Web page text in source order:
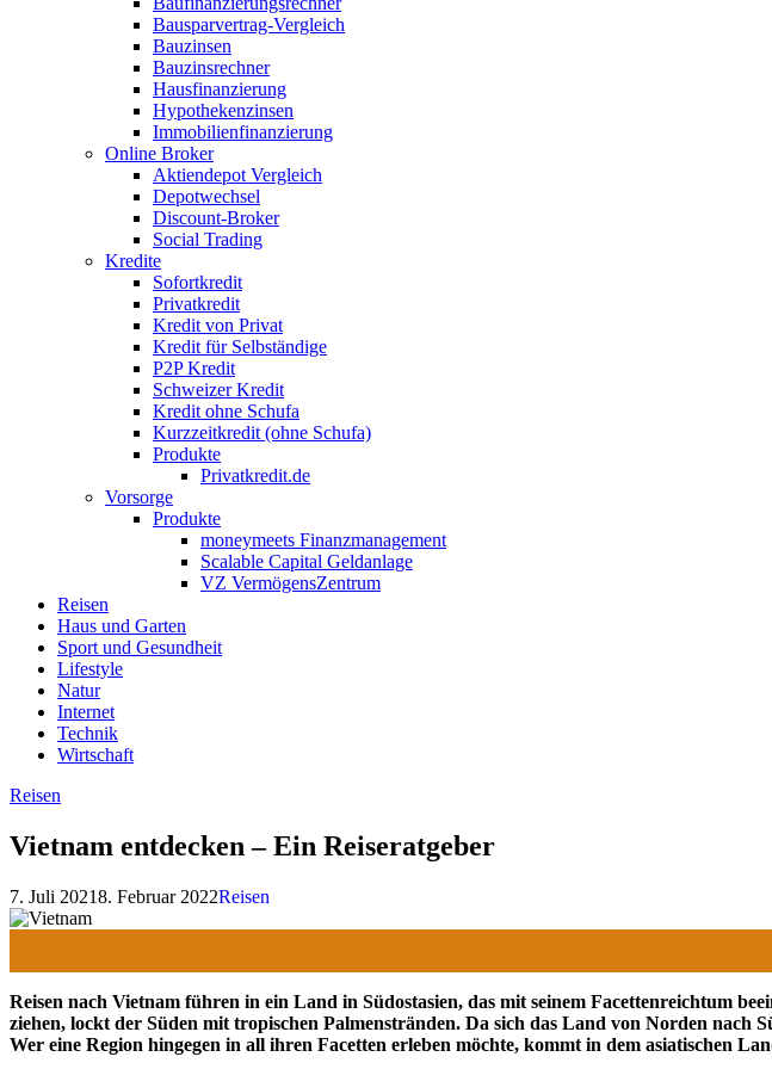
Bausparvertrag-Vergleich
Bauzinsen
Bauzinsrechner
Hausfinanzierung
Hypothekenzinsen
Immobilienfinanzierung
Online Broker
Aktiendepot Vergleich
Depotwechsel
Discount-Broker
Social Trading
Kredite
Sofortkredit
Privatkredit
Kredit von Privat
Kredit für Selbständige
P2P Kredit
Schweizer Kredit
Kredit ohne Schufa
Kurzzeitkredit (ohne Schufa)
Produkte
Privatkredit.de
Vorsorge
Produkte
moneymeets Finanzmanagement
Scalable Capital Geldanlage
VZ VermögensZentrum
Reisen
Haus und Garten
Sport und Gesundheit
Lifestyle
Natur
Internet
Technik
Wirtschaft
Reisen
Vietnam entdecken – Ein Reiseratgeber
7. Juli 20218. Februar 2022Reisen
Reisen nach Vietnam führen in ein Land in Südostasien, das mit seinem Facettenreichtum
ziehen, lockt der Süden mit tropischen Palmenstränden. Da sich das Land von Norden nach
Wer eine Region hingegen in all ihren Facetten erleben möchte, kommt in dem asiatischen